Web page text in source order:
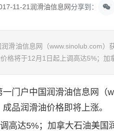
11-21润滑油信息网分享到：
滑油信息网（www.sinolub.com）
格将于12月1日起上调高达5%；加
一门户中国 润滑油信息网（
成品润滑油价格即将上涨。
高达5%；加拿大石油美国